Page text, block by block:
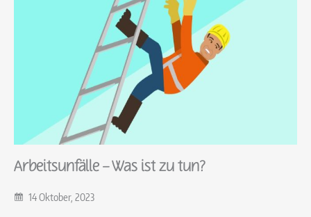
Arbeitsunfälle – Was ist zu tun?
14 Oktober, 2023